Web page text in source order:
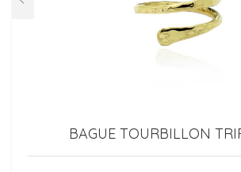
BAGUE TOURBILLON